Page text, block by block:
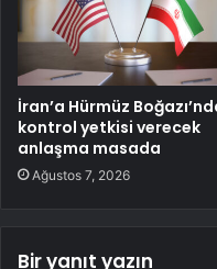
İran’a Hürmüz
kontrol yetkisi verecek
anlaşma masada
Ağustos 7, 2026
Bir yanıt yazın